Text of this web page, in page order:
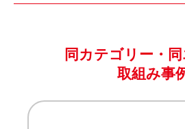
同カテゴリー・
取組み事